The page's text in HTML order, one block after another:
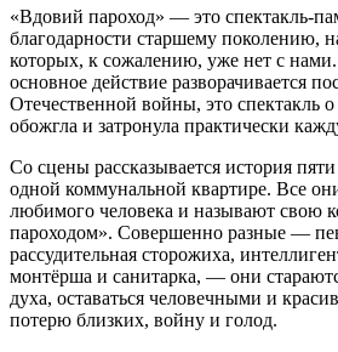
«Вдовий пароход» — это спектакль-
благодарности старшему поколению,
которых, к сожалению, уже нет с
основное действие разворачивается
Отечественной войны, это спектакль о
обожгла и затронула практически
Со сцены рассказывается история
одной коммунальной квартире. Все
любимого человека и называют свою
пароходом». Совершенно разные —
рассудительная сторожиха,
монтёрша и санитарка, — они
духа, оставаться человечными и
потерю близких, войну и голод.